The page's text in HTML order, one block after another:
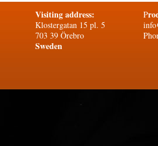
Visiting address:
Klostergatan 15 pl. 5
703 39 Örebro
Sweden
P